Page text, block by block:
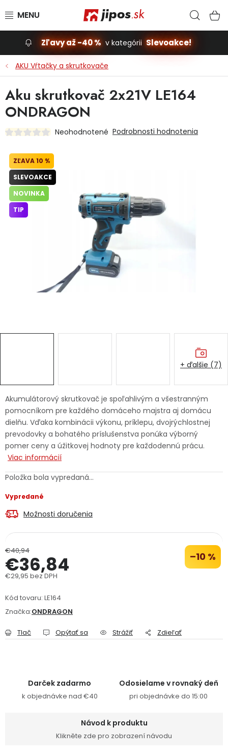
Slevoakce
Stavba, dom
Dielňa
Príslušenstvo pre automobily
Vybavenie a hračky pre deti
Domácnosť
Ochranné pracovné pomôcky
Fotovoltaika
Servis náradia Hodnotenie obchodu
Doprava a platba Váš zákaznícky účet
Kontakty
Reklamačný formulár
Podmienky ochrany osobných údajov
Zľavy až -40 % v kategórii Slevoakce!
AKU Vŕtačky a skrutkovače
Akumulátorový skrutkovač je spoľahlivým a všestranným
pomocníkom pre každého domáceho majstra aj domácu
dielňu. Vďaka kombinácii výkonu, príklepu, dvojrýchlostnej
prevodovky a bohatého príslušenstva ponúka výborný
pomer ceny a úžitkovej hodnoty pre každodennú prácu.
Viac informácií
Položka bola vypredaná…
Vypredané
Možnosti doručenia
€40,94 –10 %
€36,84
€29,95 bez DPH
Kód tovaru: LE164
Značka:ONDRAGON
Tlač Opýtať sa Strážiť Zdieľať
Aku skrutkovač 2x21V LE164
ONDRAGON
Neohodnotené Podrobnosti hodnotenia
10 %
SLEVOAKCE
NOVINKA
TIP
+ ďalšie (7)
Darček zadarmo
k objednávke nad €40
Odosielame v rovnaký deň
pri objednávke do 15:00
Návod k produktu
Klikněte zde pro zobrazení návodu